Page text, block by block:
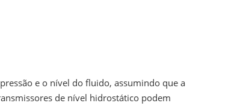
e o nível do fluido, assumindo que a
de nível hidrostático podem